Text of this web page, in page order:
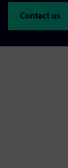
Contact us